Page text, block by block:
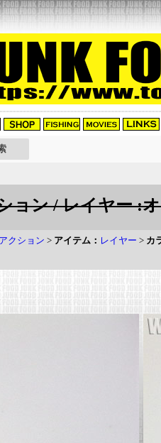
ョン / レイヤー :
クション > アイテム： レイヤー > カ